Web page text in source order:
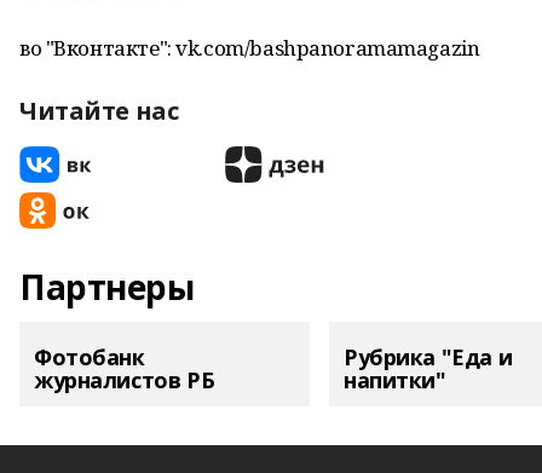
во "Вконтакте": vk.com/bashpanoramamagazin
Читайте нас
Партнеры
Фотобанк
журналистов РБ
Рубрика "Еда и
напитки"